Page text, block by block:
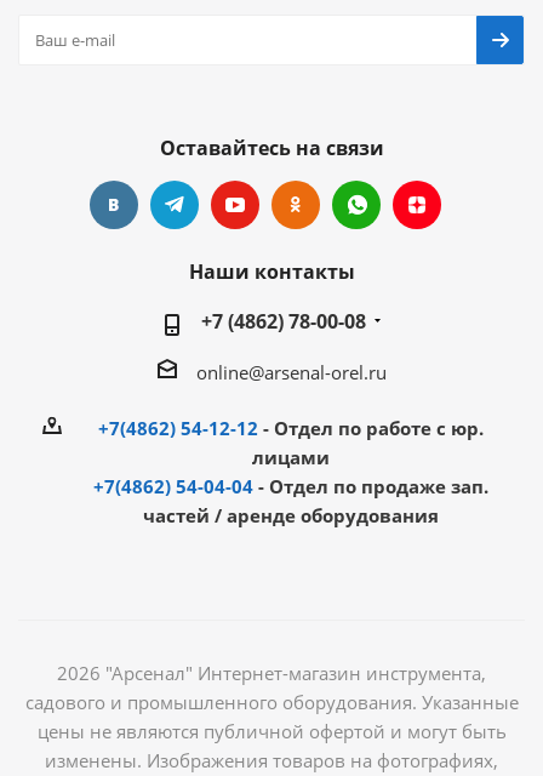
Оставайтесь на связи
Наши контакты
+7 (4862) 78-00-08
online@arsenal-orel.ru
+7(4862) 54-12-12 - Отдел по работе с юр.
лицами
+7(4862) 54-04-04 - Отдел по продаже зап.
частей / аренде оборудования
2026 "Арсенал" Интернет-магазин инструмента,
садового и промышленного оборудования. Указанные
цены не являются публичной офертой и могут быть
изменены. Изображения товаров на фотографиях,